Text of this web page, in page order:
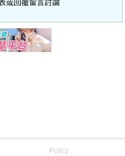
或回覆留言討論
Policy